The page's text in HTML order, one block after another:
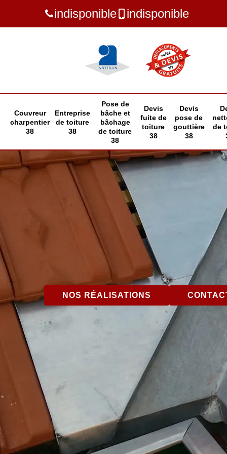
indisponible indisponible
Couvreur
charpentier
38
Entreprise
de toiture
38
Pose de
bâche et
bâchage
de toiture
38
Devis
fuite de
toiture
38
Devis
pose de
gouttière
38
de
NOS RÉALISATIONS